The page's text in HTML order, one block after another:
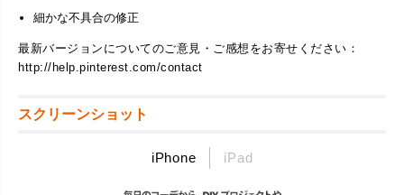
細かな不具合の修正
最新バージョンについてのご意見・ご感想をお寄せください：
http://help.pinterest.com/contact
スクリーンショット
iPhone iPad